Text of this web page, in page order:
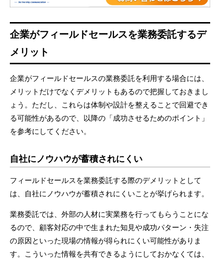
企業がフィールドセールスを業務委託するデ
メリット
企業がフィールドセールスの業務委託を利用する場合には、
メリットだけでなくデメリットもあるので把握しておきまし
ょう。ただし、これらは体制や設計を整えることで回避でき
る可能性があるので、以降の「成功させるためのポイント」
を参考にしてください。
自社にノウハウが蓄積されにくい
フィールドセールスを業務委託する際のデメリットとして
は、自社にノウハウが蓄積されにくいことが挙げられます。
業務委託では、外部の人材に実業務を行ってもらうことにな
るので、顧客対応の中で生まれた知見や成功パターン・失注
の原因といった現場の情報が得られにくい可能性がありま
す。こういった情報を共有できるようにしておかなくては、